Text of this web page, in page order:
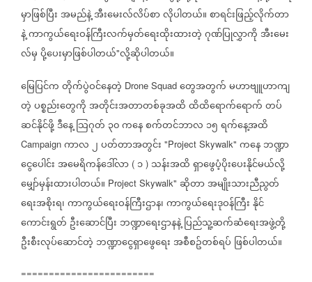
မှာဖြစ်ပြီးအမည်နဲ့အီးမေးလ်လိပ်စာလိုပါတယ်။စာရင်းဖြည့်လိုက်တာ
နဲ့ကာကွယ်ရေးဝန်ကြီးလက်မှတ်ရေးထိုးထားတဲ့ဂုဏ်ပြုလွှာကိုအီးမေး
လ်မှပို့ပေးမှာဖြစ်ပါတယ်"လို့ဆိုပါတယ်။
မြေပြင်ကတိုက်ပွဲဝင်နေတဲ့ Drone Squad ​ တွေအတွက်မဟာဗျူဟာကျ
တဲ့ပစ္စည်းတွေကိုအတိုင်းအတာတစ်ခုအထိထိထိရောက်ရောက်တပ်
ဆင်နိုင်ဖို့ဒီနေ့သြဂုတ် ၃၀ကနေစက်တင်ဘာလ ၁၅ရက်နေ့အထိ
Campaign ကာလ၂ပတ်တာအတွင်း ​"Project Skywalk" ကနေဘဏ္ဍာ
ငွေပေါင်းအမေရိကန်ဒေါ်လာ ( ၁ ) သန်းအထိရှာဖွေပံ့ပိုးပေးနိုင်မယ်လို့
မျှော်မှန်းထားပါတယ်။ Project Skywalk" ဆိုတာအမျိုးသားညီညွတ်
ရေးအစိုးရ၊ကာကွယ်ရေးဝန်ကြီးဌာန၊ကာကွယ်ရေးဒုဝန်ကြီးနိုင်
ကောင်းရွတ် ဦးဆောင်ပြီး ဘဏ္ဍာရေးဌာနနဲ့ပြည်သူ့ဆက်ဆံရေးအဖွဲ့တို့
ဦးစီးလုပ်ဆောင်တဲ့ ဘဏ္ဍာငွေရှာဖွေရေးအစီစဥ်တစ်ရပ် ဖြစ်ပါတယ်။
========================